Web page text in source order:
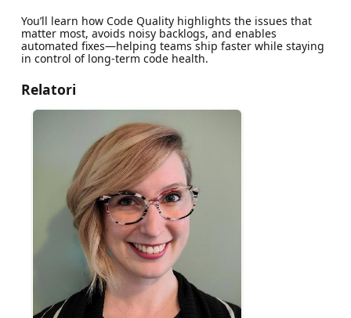
You’ll learn how Code Quality highlights the issues that
matter most, avoids noisy backlogs, and enables
automated fixes—helping teams ship faster while staying
in control of long-term code health.
Relatori